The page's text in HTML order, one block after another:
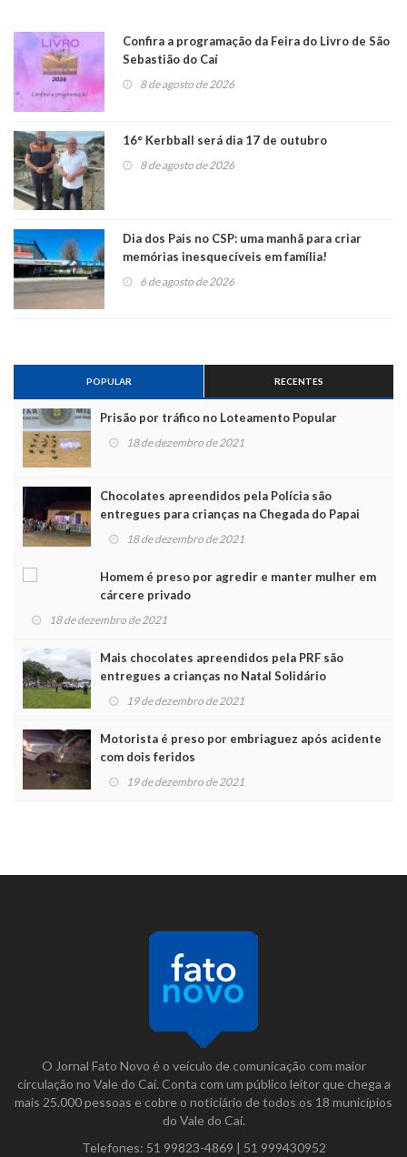
Confira a programação da Feira do Livro de São
Sebastião do Caí
8 de agosto de 2026
16° Kerbball será dia 17 de outubro
8 de agosto de 2026
Dia dos Pais no CSP: uma manhã para criar
memórias inesquecíveis em família!
6 de agosto de 2026
POPULAR RECENTES
Prisão por tráfico no Loteamento Popular
18 de dezembro de 2021
Chocolates apreendidos pela Polícia são
entregues para crianças na Chegada do Papai
Noel 18 de dezembro de 2021
Homem é preso por agredir e manter mulher em
cárcere privado
18 de dezembro de 2021
Mais chocolates apreendidos pela PRF são
entregues a crianças no Natal Solidário
19 de dezembro de 2021
Motorista é preso por embriaguez após acidente
com dois feridos
19 de dezembro de 2021
O Jornal Fato Novo é o veículo de comunicação com maior
circulação no Vale do Caí. Conta com um público leitor que chega a
mais 25.000 pessoas e cobre o noticiário de todos os 18 municípios
do Vale do Caí.
Telefones: 51 99823-4869 | 51 999430952